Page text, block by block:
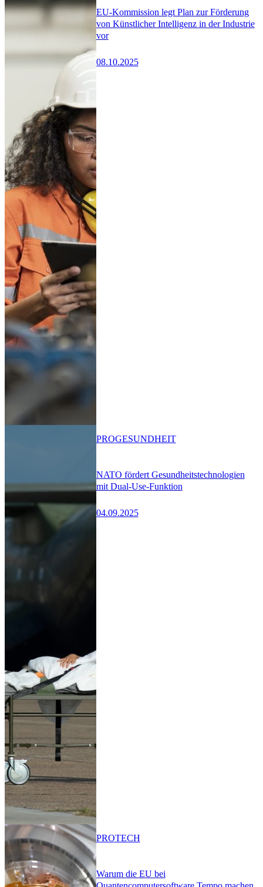
EU-Kommission legt Plan zur Förderung
von Künstlicher Intelligenz in der Industrie
vor
08.10.2025
NATO fördert Gesundheitstechnologien
mit Dual-Use-Funktion
04.09.2025
PROGESUNDHEIT
Warum die EU bei
PROTECH